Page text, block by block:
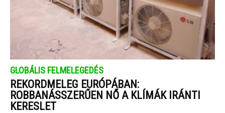
GLOBÁLIS FELMELEGEDÉS
REKORDMELEG EURÓPÁBAN:
ROBBANÁSSZERŰEN NŐ A KLÍMÁK IRÁNTI
KERESLET